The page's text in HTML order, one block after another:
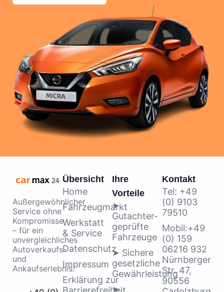
Außergewöhnlicher
Service ohne
Kompromisse
– für ein
unvergleichliches
Autoverkaufs-
und
Ankaufserlebnis.
Übersicht
Home
Fahrzeugmarkt
Werkstatt
& Service
Datenschutz
Impressum
Erklärung zur
Ihre
Vorteile
➤
Gutachter-
geprüfte
Fahrzeuge
➤ Sichere
gesetzliche
Gewährleistung
➤
Kontakt
Tel: +49
(0) 9103
79510
Mobil:+49
(0) 159
06216 932
Nürnberger
Str. 47,
90556